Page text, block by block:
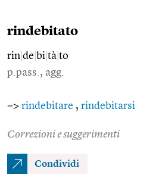
rindebitato
rin de bi tà to
p.pass., agg.
=> rindebitare , rindebitarsi
Correzioni e suggerimenti
Condividi